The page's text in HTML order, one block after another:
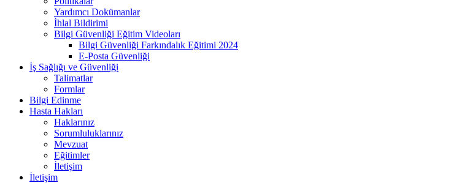
Yardımcı Dokümanlar
İhlal Bildirimi
Bilgi Güvenliği Eğitim Videoları
Bilgi Güvenliği Farkındalık Eğitimi 2024
E-Posta Güvenliği
İş Sağlığı ve Güvenliği
Talimatlar
Formlar
Bilgi Edinme
Hasta Hakları
Haklarınız
Sorumluluklarınız
Mevzuat
Eğitimler
İletişim
İletişim